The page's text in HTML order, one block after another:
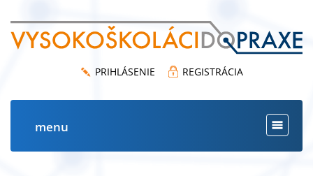
PRIHLÁSENIE REGISTRÁCIA
Toggle
menu